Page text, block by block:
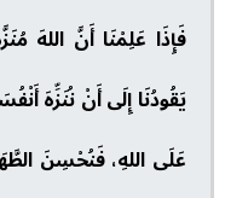
فَإِذَا عَلِمْنَا أَنَّ
يَقُودُنَا إِلَى أَنْ نُنَزِّهَ
عَلَى اللهِ، فَنُحْسِنَ